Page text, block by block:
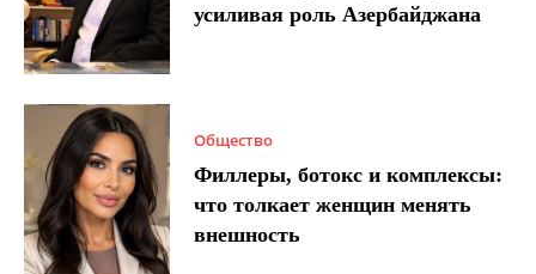
усиливая роль Азербайджана
Общество
Филлеры, ботокс и комплексы:
что толкает женщин менять
внешность